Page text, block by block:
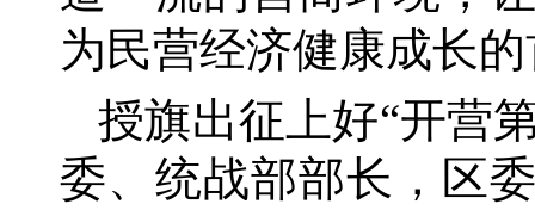
为民营经济健康成长
授旗出征上好“开营
委、统战部部长，区